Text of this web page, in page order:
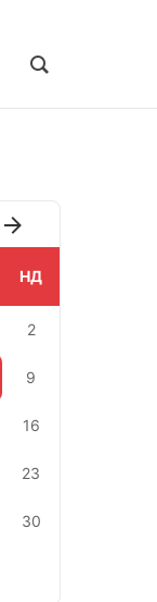
НД
2
9
16
23
30